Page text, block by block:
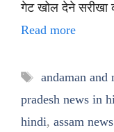
गेट खोल देने सरीखा
Read more
Tags
andaman
pradesh news in
hindi, assam